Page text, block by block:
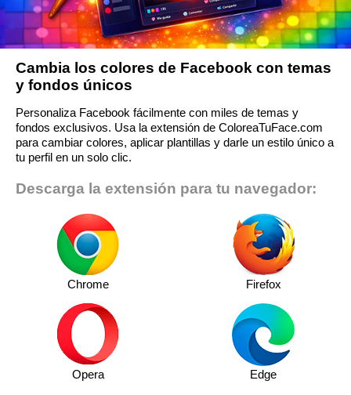
Cambia los colores de Facebook con temas
y fondos únicos
Personaliza Facebook fácilmente con miles de temas y
fondos exclusivos. Usa la extensión de ColoreaTuFace.com
para cambiar colores, aplicar plantillas y darle un estilo único a
tu perfil en un solo clic.
Descarga la extensión para tu navegador:
Chrome Firefox
Opera Edge